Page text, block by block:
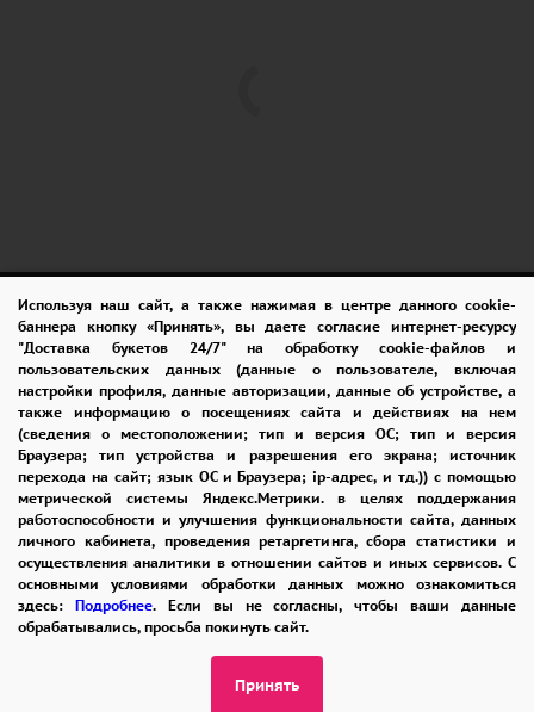
Используя наш сайт, а также нажимая в центре данного cookie-
баннера кнопку «Принять», вы даете согласие интернет-ресурсу
"Доставка букетов 24/7" на обработку cookie-файлов и
пользовательских данных (данные о пользователе, включая
настройки профиля, данные авторизации, данные об устройстве, а
также информацию о посещениях сайта и действиях на нем
(сведения о местоположении; тип и версия ОС; тип и версия
Браузера; тип устройства и разрешения его экрана; источник
перехода на сайт; язык ОС и Браузера; ip-адрес, и тд.)) с помощью
метрической системы Яндекс.Метрики. в целях поддержания
работоспособности и улучшения функциональности сайта, данных
личного кабинета, проведения ретаргетинга, сбора статистики и
осуществления аналитики в отношении сайтов и иных сервисов. С
основными условиями обработки данных можно ознакомиться
здесь: Подробнее. Если вы не согласны, чтобы ваши данные
обрабатывались, просьба покинуть сайт.
Принять
ПОМОЩЬ ОПЛАТА
ДОСТАВКА
ГАРАНТИИ
КУПОН
ВОЗВРАТ
ОТЗЫВЫ
РЕКОМЕНДАЦИИ
КОНТАКТЫ
8-965-242-37-47
ЗАКАЗАТЬ ЗВОНОК
admin@buket24delivery.ru
ул. Кирова д. 46